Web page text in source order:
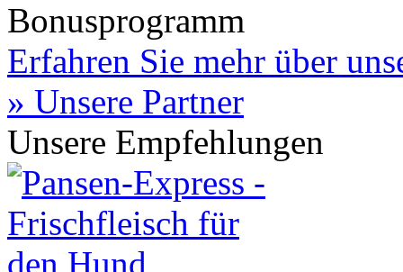
Bonusprogramm
Erfahren Sie mehr über
» Unsere Partner
Unsere Empfehlungen